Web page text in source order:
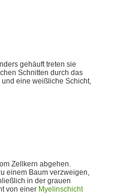
gehäuft treten sie
Schnitten durch das
und eine weißliche Schicht,
Zellkern abgehen.
einem Baum verzweigen,
in der grauen
von einer Myelinschicht